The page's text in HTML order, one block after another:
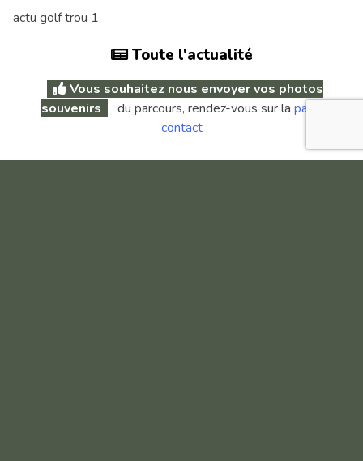
actu golf trou 1
Vous souhaitez nous envoyer vos photos
souvenirs
du parcours, rendez-vous sur la page
contact
Toute l'actualité